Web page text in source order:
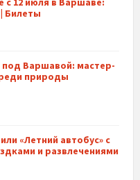
Билеты
Варшавой: мастер-
природы
«Летний автобус» с
и развлечениями